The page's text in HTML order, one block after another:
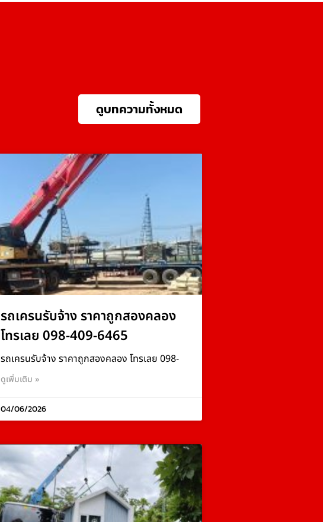
ดูบทความทั้งหมด
รถเครนรับจ้าง ราคาถูกสองคลอง
โทรเลย 098-409-6465
รถเครนรับจ้าง ราคาถูกสองคลอง โทรเลย 098-
ดูเพิ่มเติม »
04/06/2026